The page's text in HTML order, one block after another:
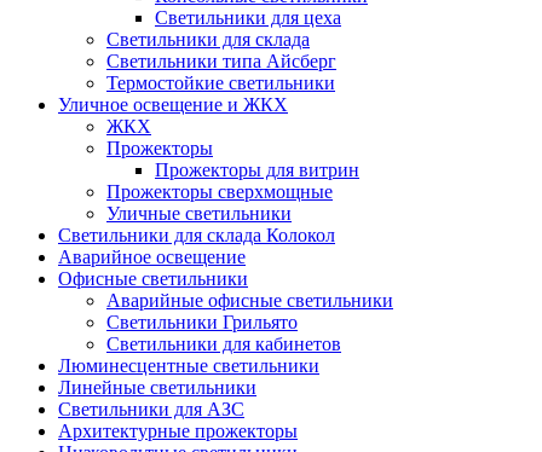
Светильники для цеха
Светильники для склада
Светильники типа Айсберг
Термостойкие светильники
Уличное освещение и ЖКХ
ЖКХ
Прожекторы
Прожекторы для витрин
Прожекторы сверхмощные
Уличные светильники
Светильники для склада Колокол
Аварийное освещение
Офисные светильники
Аварийные офисные светильники
Светильники Грильято
Светильники для кабинетов
Люминесцентные светильники
Линейные светильники
Светильники для АЗС
Архитектурные прожекторы